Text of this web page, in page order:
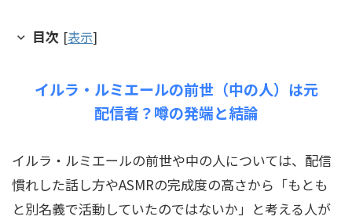
目次 [表示]
イルラ・ルミエールの前世（中の人）は元
配信者？噂の発端と結論
イルラ・ルミエールの前世や中の人については、配信
慣れした話し方やASMRの完成度の高さから「もとも
と別名義で活動していたのではないか」と考える人が